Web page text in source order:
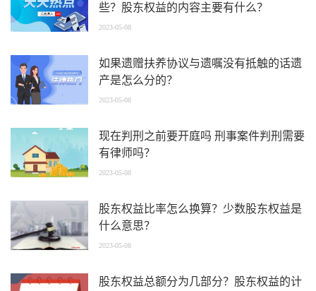
些？股东权益的内容主要有什么？
2023-05-08
如果遗赠扶养协议与遗嘱没有抵触的话遗
产是怎么分的？
2023-05-08
现在判刑之前要开庭吗 刑事案件判刑需要
有律师吗？
2023-05-08
股东权益比率怎么换算？少数股东权益是
什么意思？
2023-05-08
股东权益总额分为几部分？股东权益的计